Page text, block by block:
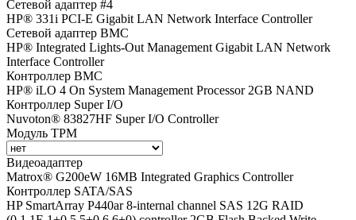
Сетевой адаптер #4
HP® 331i PCI-E Gigabit LAN Network Interface Controller
Сетевой адаптер BMC
HP® Integrated Lights-Out Management Gigabit LAN Network
Interface Controller
Контроллер BMC
HP® iLO 4 On System Management Processor 2GB NAND
Контроллер Super I/O
Nuvoton® 83827HF Super I/O Controller
Модуль TPM
Видеоадаптер
Matrox® G200eW 16MB Integrated Graphics Controller
Контроллер SATA/SAS
HP SmartArray P440ar 8-internal channel SAS 12G RAID